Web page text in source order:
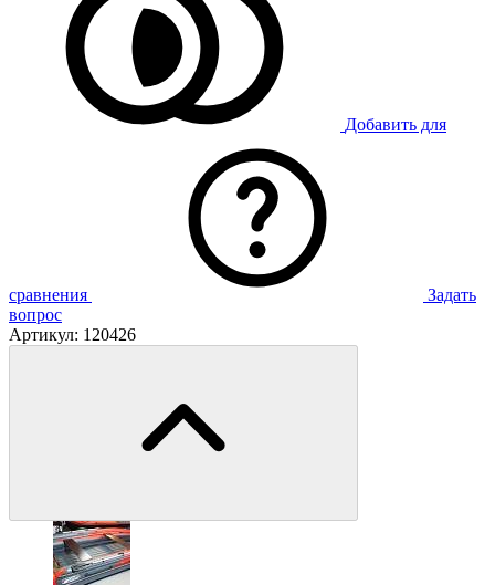
Добавить для
сравнения
Задать
вопрос
Артикул: 120426